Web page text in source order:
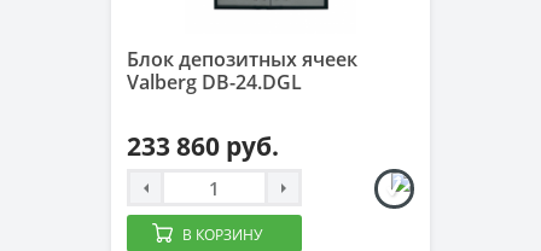
Блок депозитных ячеек
Valberg DB-24.DGL
233 860 руб.
В КОРЗИНУ